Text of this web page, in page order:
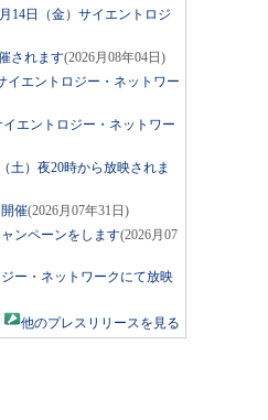
14日（金）サイエントロジ
されます(2026月08年04日)
イエントロジー・ネットワー
エントロジー・ネットワー
土）夜20時から放映されま
催(2026月07年31日)
ンペーンをします(2026月07
ー・ネットワークにて放映
他のプレスリリースを見る